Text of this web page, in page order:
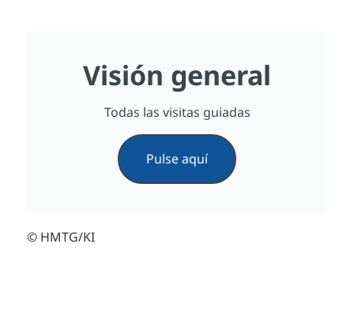
Visión general
Todas las visitas guiadas
Pulse aquí
© HMTG/KI